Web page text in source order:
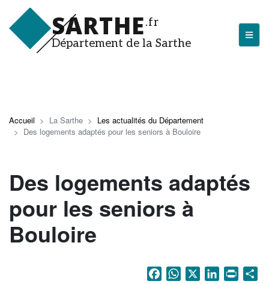
au
contenu
principal
SARTHE.fr
Département de la Sarthe
Les actualités du Département
J'arrive en Sarthe
Entreprendre en Sarthe
Tourisme en Sarthe
Que faire en Sarthe ?
Accueil La Sarthe
Les actualités du Département
Des logements adaptés pour les seniors à Bouloire
Des logements adaptés
pour les seniors à
Bouloire
FacebookWhatsApp
X LinkedIn
Print